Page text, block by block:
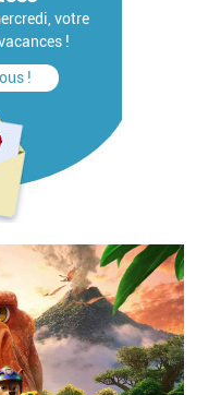
votre
!
!